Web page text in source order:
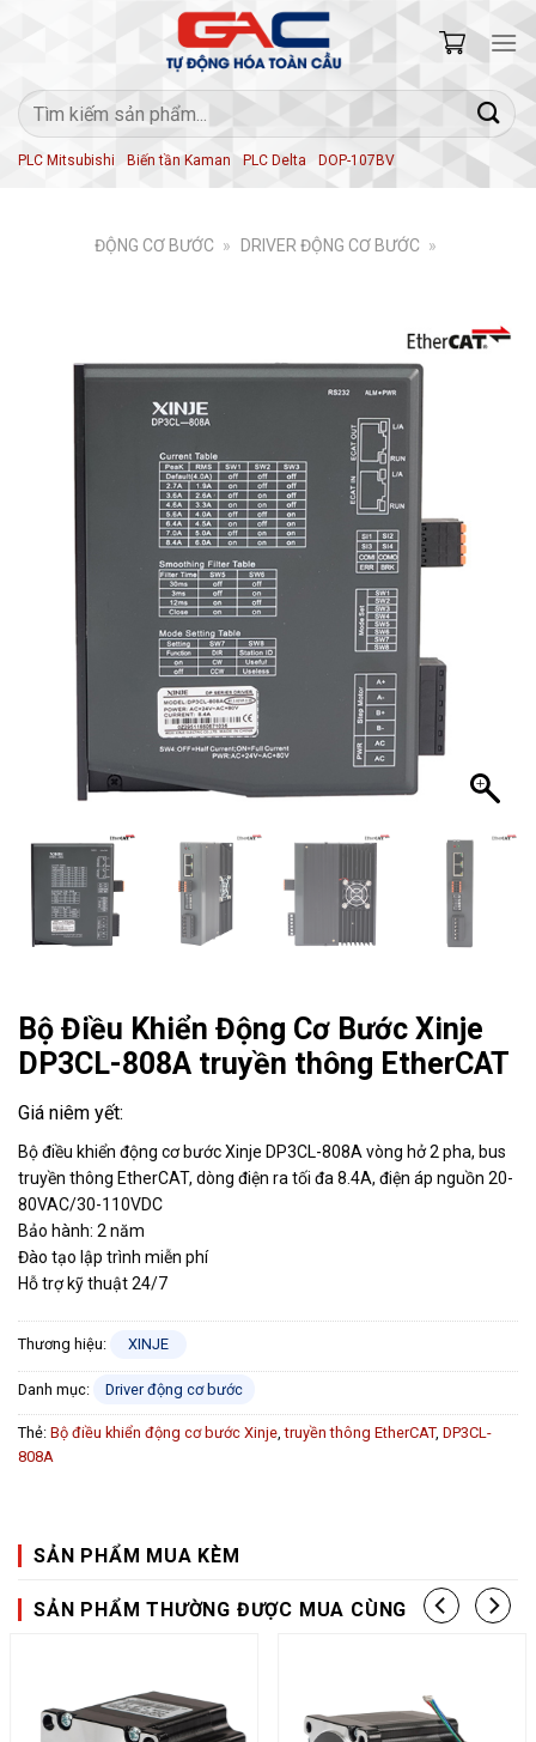
Tìm
kiếm:
PLC Mitsubishi Biến tần Kaman PLC Delta DOP-107BV
ĐỘNG CƠ BƯỚC » DRIVER ĐỘNG CƠ BƯỚC »
Bộ Điều Khiển Động Cơ Bước Xinje
DP3CL-808A truyền thông EtherCAT
Bộ điều khiển động cơ bước Xinje DP3CL-808A vòng hở 2 pha, bus
truyền thông EtherCAT, dòng điện ra tối đa 8.4A, điện áp nguồn 20-
80VAC/30-110VDC
Bảo hành: 2 năm
Đào tạo lập trình miễn phí
Hỗ trợ kỹ thuật 24/7
Thương hiệu: XINJE
Danh mục: Driver động cơ bước
Thẻ: Bộ điều khiển động cơ bước Xinje,truyền thông EtherCAT, DP3CL-
808A
SẢN PHẨM MUA KÈM
SẢN PHẨM THƯỜNG ĐƯỢC MUA CÙNG